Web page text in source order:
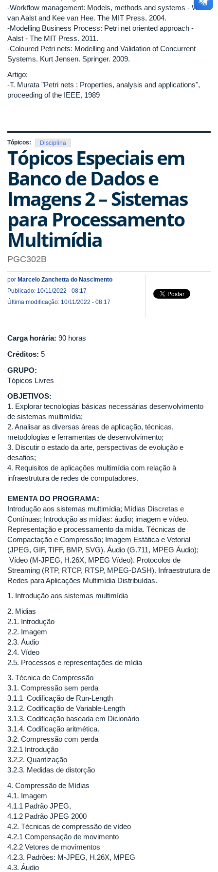
-Workflow management: Models, methods and systems - Wil
van Aalst and Kee van Hee. The MIT Press. 2004.
-Modelling Business Process: Petri net oriented approach -
Aalst - The MIT Press. 2011.
-Coloured Petri nets: Modelling and Validation of Concurrent
Systems. Kurt Jensen. Springer. 2009.
Artigo:
-T. Murata "Petri nets : Properties, analysis and applications",
proceeding of the IEEE, 1989
Tópicos: Disciplina
Tópicos Especiais em
Banco de Dados e
Imagens 2 – Sistemas
para Processamento
Multimídia
PGC302B
por Marcelo Zanchetta do Nascimento
Publicado: 10/11/2022 - 08:17
Última modificação: 10/11/2022 - 08:17
Carga horária: 90 horas
Créditos: 5
GRUPO:
Tópicos Livres
OBJETIVOS:
1. Explorar tecnologias básicas necessárias desenvolvimento
de sistemas multimídia;
2. Analisar as diversas áreas de aplicação, técnicas,
metodologias e ferramentas de desenvolvimento;
3. Discutir o estado da arte, perspectivas de evolução e
desafios;
4. Requisitos de aplicações multimídia com relação à
infraestrutura de redes de computadores.
EMENTA DO PROGRAMA:
Introdução aos sistemas multimídia; Mídias Discretas e
Contínuas; Introdução as mídias: áudio; imagem e vídeo.
Representação e processamento da mídia. Técnicas de
Compactação e Compressão; Imagem Estática e Vetorial
(JPEG, GIF, TIFF, BMP, SVG). Áudio (G.711, MPEG Áudio);
Vídeo (M-JPEG, H.26X, MPEG Vídeo). Protocolos de
Streaming (RTP, RTCP, RTSP, MPEG-DASH). Infraestrutura de
Redes para Aplicações Multimídia Distribuídas.
1. Introdução aos sistemas multimídia
2. Midias
2.1. Introdução
2.2. Imagem
2.3. Áudio
2.4. Vídeo
2.5. Processos e representações de mídia
3. Técnica de Compressão
3.1. Compressão sem perda
3.1.1 Codificação de Run-Length
3.1.2. Codificação de Variable-Length
3.1.3. Codificação baseada em Dicionário
3.1.4. Codificação aritmética.
3.2. Compressão com perda
3.2.1 Introdução
3.2.2. Quantização
3.2.3. Medidas de distorção
4. Compressão de Mídias
4.1. Imagem
4.1.1 Padrão JPEG,
4.1.2 Padrão JPEG 2000
4.2. Técnicas de compressão de vídeo
4.2.1 Compensação de movimento
4.2.2 Vetores de movimentos
4.2.3. Padrões: M-JPEG, H.26X, MPEG
4.3. Áudio